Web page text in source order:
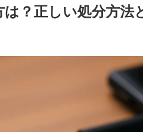
？正しい処分方法